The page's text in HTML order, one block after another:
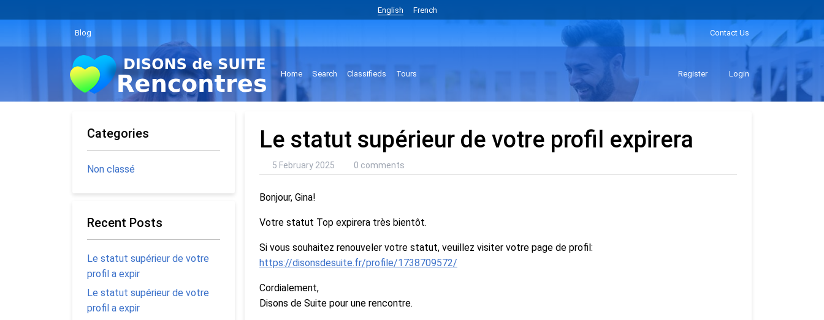
English French
Blog Contact Us
Home Search Classifieds Tours Register Login
Le statut supérieur de votre profil expirera
5 February 2025 0 comments
Bonjour, Gina!
Votre statut Top expirera très bientôt.
Si vous souhaitez renouveler votre statut, veuillez visiter votre page de profil:
https://disonsdesuite.fr/profile/1738709572/
Cordialement,
Disons de Suite pour une rencontre.
Categories
Non classé
Recent Posts
Le statut supérieur de votre
profil a expir
Le statut supérieur de votre
profil a expir